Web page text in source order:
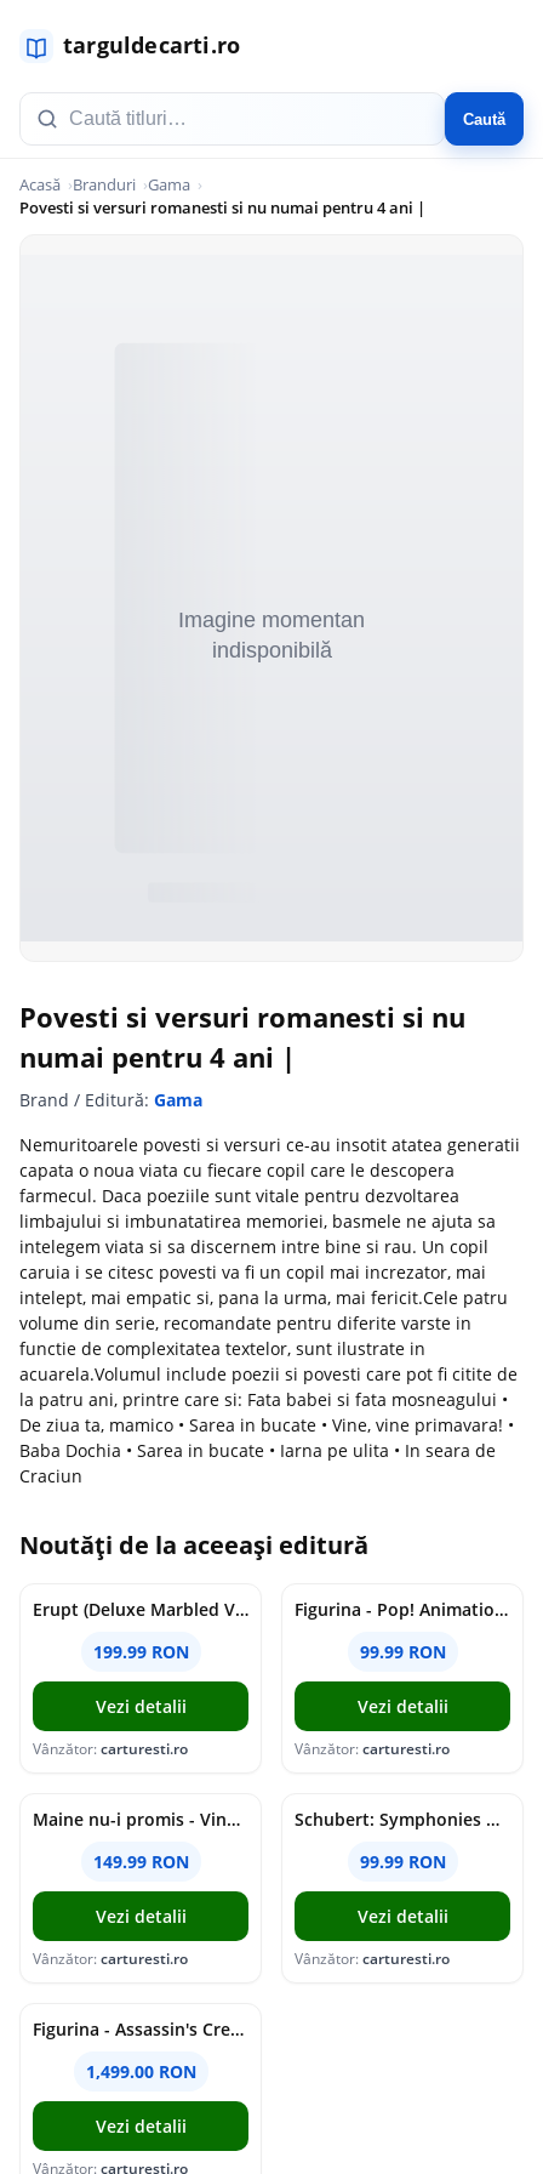
Caută
Acasă Branduri Gama
Povesti si versuri romanesti si nu numai pentru 4 ani |
Povesti si versuri romanesti si nu
numai pentru 4 ani |
Brand / Editură: Gama
Nemuritoarele povesti si versuri ce-au insotit atatea generatii
capata o noua viata cu fiecare copil care le descopera
farmecul. Daca poeziile sunt vitale pentru dezvoltarea
limbajului si imbunatatirea memoriei, basmele ne ajuta sa
intelegem viata si sa discernem intre bine si rau. Un copil
caruia i se citesc povesti va fi un copil mai increzator, mai
intelept, mai empatic si, pana la urma, mai fericit.Cele patru
volume din serie, recomandate pentru diferite varste in
functie de complexitatea textelor, sunt ilustrate in
acuarela.Volumul include poezii si povesti care pot fi citite de
la patru ani, printre care si: Fata babei si fata mosneagului •
De ziua ta, mamico • Sarea in bucate • Vine, vine primavara! •
Baba Dochia • Sarea in bucate • Iarna pe ulita • In seara de
Craciun
Noutăți de la aceeași editură
Erupt (Deluxe Marbled Vinyl) | Cojo
199.99 RON
Vezi detalii
Vânzător:carturesti.ro
Figurina - Pop! Animation - One Piece - Nico Robin | Funko
99.99 RON
Vezi detalii
Vânzător:carturesti.ro
Maine nu-i promis - Vinyl | Grasu XXL
149.99 RON
Vezi detalii
Vânzător:carturesti.ro
Schubert: Symphonies Nos. 5-6, 8-9; Rosamunde Overture & Ballet Music (SACD) | Herbert von Karajan, Berliner Philharmoniker
99.99 RON
Vezi detalii
Vânzător:carturesti.ro
Figurina - Assassin's Creed: Shadows - Animus Yasuke | PureArts
1,499.00 RON
Vezi detalii
Vânzător:carturesti.ro